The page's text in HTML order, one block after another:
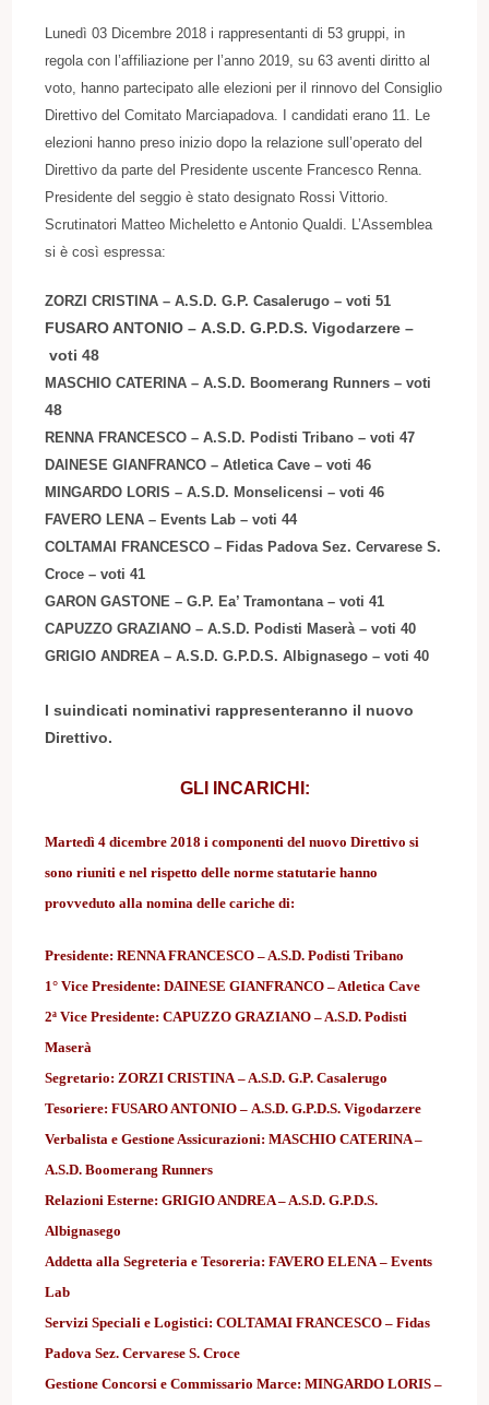
Lunedì 03 Dicembre 2018 i rappresentanti di 53 gruppi, in
regola con l’affiliazione per l’anno 2019, su 63 aventi diritto al
voto, hanno partecipato alle elezioni per il rinnovo del Consiglio
Direttivo del Comitato Marciapadova. I candidati erano 11. Le
elezioni hanno preso inizio dopo la relazione sull’operato del
Direttivo da parte del Presidente uscente Francesco Renna.
Presidente del seggio è stato designato Rossi Vittorio.
Scrutinatori Matteo Micheletto e Antonio Qualdi. L’Assemblea
si è così espressa:
ZORZI CRISTINA –A.S.D. G.P. Casalerugo – voti 51
FUSARO ANTONIO – A.S.D. G.P.D.S. Vigodarzere –
voti48
MASCHIO CATERINA –A.S.D. Boomerang Runners – voti
48
RENNA FRANCESCO – A.S.D. Podisti Tribano – voti47
DAINESE GIANFRANCO – Atletica Cave–voti 46
MINGARDO LORIS – A.S.D. Monselicensi – voti46
FAVERO LENA – Events Lab – voti 44
COLTAMAI FRANCESCO – Fidas Padova Sez. Cervarese S.
Croce – voti41
GARON GASTONE – G.P. Ea’ Tramontana– voti 41
CAPUZZO GRAZIANO–A.S.D. Podisti Maserà – voti40
GRIGIO ANDREA– A.S.D. G.P.D.S. Albignasego – voti 40
I suindicati nominativi rappresenteranno il nuovo
Direttivo.
GLI INCARICHI:
Martedì 4 dicembre 2018 i componenti del nuovo Direttivo si
sono riuniti e nel rispetto delle norme statutarie hanno
provveduto alla nomina delle cariche di:
Presidente: RENNA FRANCESCO –A.S.D. Podisti Tribano
1° Vice Presidente: DAINESE GIANFRANCO – Atletica Cave
2ª Vice Presidente:CAPUZZO GRAZIANO–A.S.D. Podisti
Maserà
Segretario:ZORZI CRISTINA–A.S.D. G.P. Casalerugo
Tesoriere: FUSARO ANTONIO – A.S.D. G.P.D.S. Vigodarzere
Verbalista e Gestione Assicurazioni: MASCHIO CATERINA–
A.S.D. Boomerang Runners
Relazioni Esterne:GRIGIO ANDREA–A.S.D. G.P.D.S.
Albignasego
Addetta alla Segreteria e Tesoreria:FAVERO ELENA – Events
Lab
Servizi Speciali e Logistici: COLTAMAI FRANCESCO – Fidas
Padova Sez. Cervarese S. Croce
Gestione Concorsi e Commissario Marce: MINGARDO LORIS –